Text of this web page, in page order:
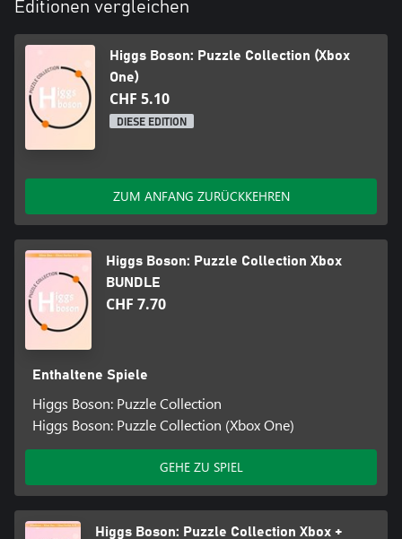
Editionen vergleichen
Higgs Boson: Puzzle Collection (Xbox
One)
CHF 5.10
DIESE EDITION
ZUM ANFANG ZURÜCKKEHREN
Higgs Boson: Puzzle Collection Xbox
BUNDLE
CHF 7.70
Enthaltene Spiele
Higgs Boson: Puzzle Collection
Higgs Boson: Puzzle Collection (Xbox One)
GEHE ZU SPIEL
Higgs Boson: Puzzle Collection Xbox +